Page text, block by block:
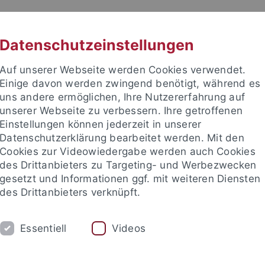
Lehrstuhl für Lateinische Philologie mit einem
Datenschutzeinstellungen
Auf unserer Webseite werden Cookies verwendet.
Einige davon werden zwingend benötigt, während es
uns andere ermöglichen, Ihre Nutzererfahrung auf
unserer Webseite zu verbessern. Ihre getroffenen
Einstellungen können jederzeit in unserer
Datenschutzerklärung bearbeitet werden. Mit den
Cookies zur Videowiedergabe werden auch Cookies
des Drittanbieters zu Targeting- und Werbezwecken
gesetzt und Informationen ggf. mit weiteren Diensten
des Drittanbieters verknüpft.
Essentiell Videos